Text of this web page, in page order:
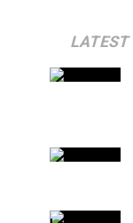
LATEST